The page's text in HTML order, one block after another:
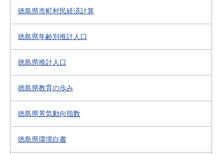
徳島県市町村民経済計算
徳島県年齢別推計人口
徳島県推計人口
徳島県教育の歩み
徳島県景気動向指数
徳島県環境白書